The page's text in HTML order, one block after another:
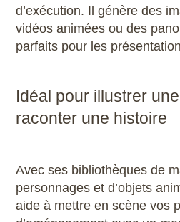
d’exécution. Il génère des
vidéos animées ou des
parfaits pour les
Idéal pour illustrer
raconter une histoire
Avec ses bibliothèques de
personnages et d’objets
aide à mettre en scène vos